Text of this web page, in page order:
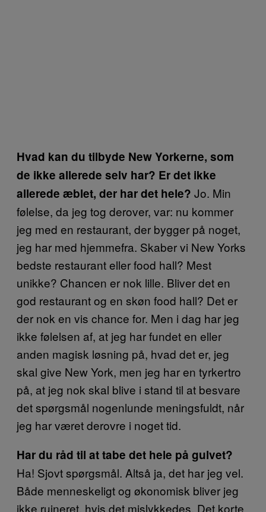
Hvad kan du tilbyde New Yorkerne, som
de ikke allerede selv har? Er det ikke
allerede æblet, der har det hele? Jo. Min
følelse, da jeg tog derover, var: nu kommer
jeg med en restaurant, der bygger på noget,
jeg har med hjemmefra. Skaber vi New Yorks
bedste restaurant eller food hall? Mest
unikke? Chancen er nok lille. Bliver det en
god restaurant og en skøn food hall? Det er
der nok en vis chance for. Men i dag har jeg
ikke følelsen af, at jeg har fundet en eller
anden magisk løsning på, hvad det er, jeg
skal give New York, men jeg har en tyrkertro
på, at jeg nok skal blive i stand til at besvare
det spørgsmål nogenlunde meningsfuldt, når
jeg har været derovre i noget tid.
Har du råd til at tabe det hele på gulvet?
Ha! Sjovt spørgsmål. Altså ja, det har jeg vel.
Både menneskeligt og økonomisk bliver jeg
ikke ruineret, hvis det mislykkedes. Det korte